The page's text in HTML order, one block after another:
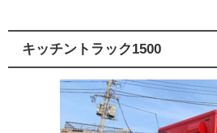
キッチントラック1500